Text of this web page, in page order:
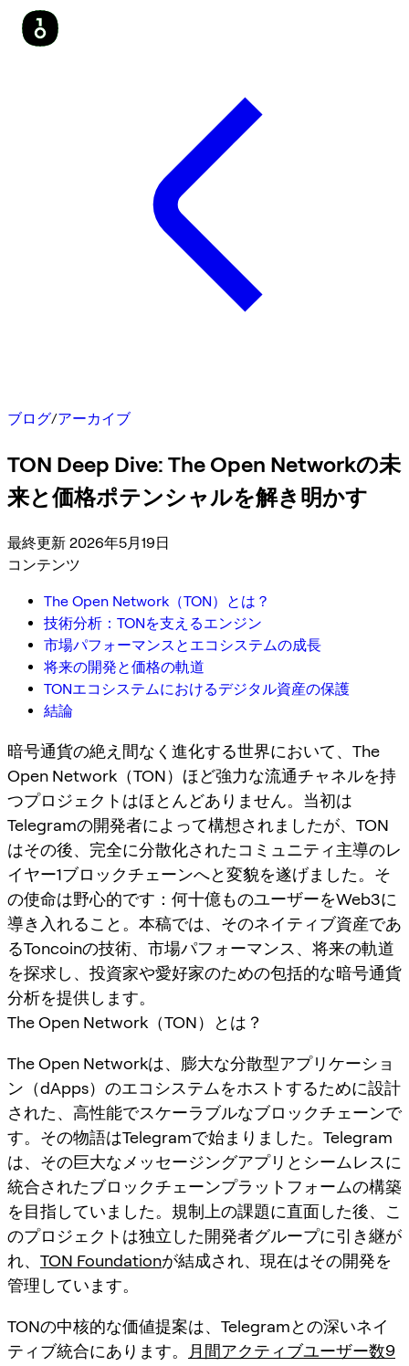
ブログ/アーカイブ
TON Deep Dive: The Open Networkの未
来と価格ポテンシャルを解き明かす
最終更新 2026年5月19日
コンテンツ
The Open Network（TON）とは？
技術分析：TONを支えるエンジン
市場パフォーマンスとエコシステムの成長
将来の開発と価格の軌道
TONエコシステムにおけるデジタル資産の保護
結論
暗号通貨の絶え間なく進化する世界において、The
Open Network（TON）ほど強力な流通チャネルを持
つプロジェクトはほとんどありません。当初は
Telegramの開発者によって構想されましたが、TON
はその後、完全に分散化されたコミュニティ主導のレ
イヤー1ブロックチェーンへと変貌を遂げました。そ
の使命は野心的です：何十億ものユーザーをWeb3に
導き入れること。本稿では、そのネイティブ資産であ
るToncoinの技術、市場パフォーマンス、将来の軌道
を探求し、投資家や愛好家のための包括的な暗号通貨
分析を提供します。
The Open Network（TON）とは？
The Open Networkは、膨大な分散型アプリケーショ
ン（dApps）のエコシステムをホストするために設計
された、高性能でスケーラブルなブロックチェーンで
す。その物語はTelegramで始まりました。Telegram
は、その巨大なメッセージングアプリとシームレスに
統合されたブロックチェーンプラットフォームの構築
を目指していました。規制上の課題に直面した後、こ
のプロジェクトは独立した開発者グループに引き継が
れ、 TON Foundationが結成され、現在はその開発を
管理しています。
TONの中核的な価値提案は、Telegramとの深いネイ
ティブ統合にあります。
月間アクティブユーザー数9